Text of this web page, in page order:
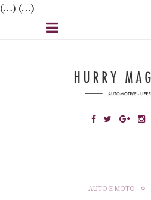
(…) (…)
AUTO E MOTO